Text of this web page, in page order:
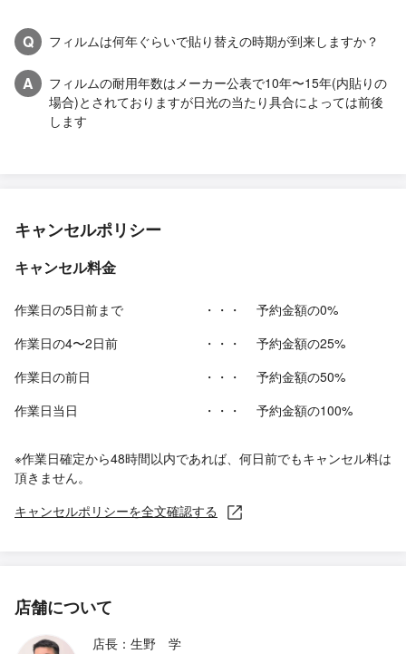
Q フィルムは何年ぐらいで貼り替えの時期が到来しますか？
A
フィルムの耐用年数はメーカー公表で10年〜15年(内貼りの
場合)とされておりますが日光の当たり具合によっては前後
します
キャンセルポリシー
キャンセル料金
作業日の5日前まで ・・・
予約金額の0%
作業日の4〜2日前
・・・
予約金額の25%
作業日の前日
・・・
予約金額の50%
作業日当日
・・・ 予約金額の100%
※作業日確定から48時間以内であれば、何日前でもキャンセル料は
頂きません。
キャンセルポリシーを全文確認する
店舗について
店長：生野 学